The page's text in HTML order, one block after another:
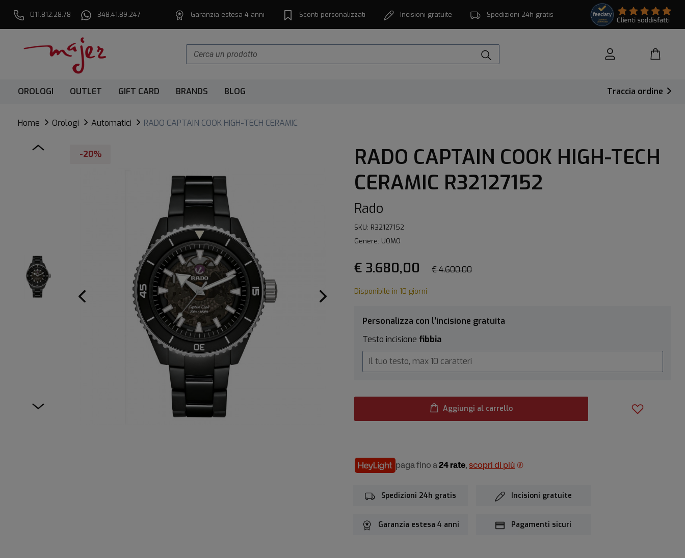
011.812.28.78 348.41.89.247 Garanzia estesa 4 anni Sconti personalizzati Incisioni gratuite Spedizioni 24h gratis
OROLOGI OUTLET GIFT CARD BRANDS BLOG Traccia ordine
Home Orologi Automatici RADO CAPTAIN COOK HIGH-TECH CERAMIC
-20%
RADO CAPTAIN COOK HIGH-TECH
CERAMIC R32127152
Rado
SKU: R32127152
Genere: UOMO
€ 3.680,00 € 4.600,00
Disponibile in 10 giorni
Personalizza con l’incisione gratuita
Testo incisione fibbia
Aggiungi al carrello
paga fino a24 rate, scopri di più
Spedizioni 24h gratis Incisioni gratuite
Garanzia estesa 4 anni Pagamenti sicuri